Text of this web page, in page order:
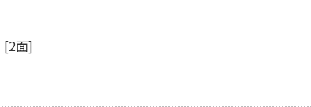
[2面]